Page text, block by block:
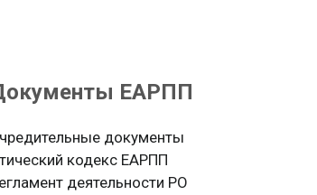
ЕАРПП
документы
кодекс ЕАРПП
деятельности РО